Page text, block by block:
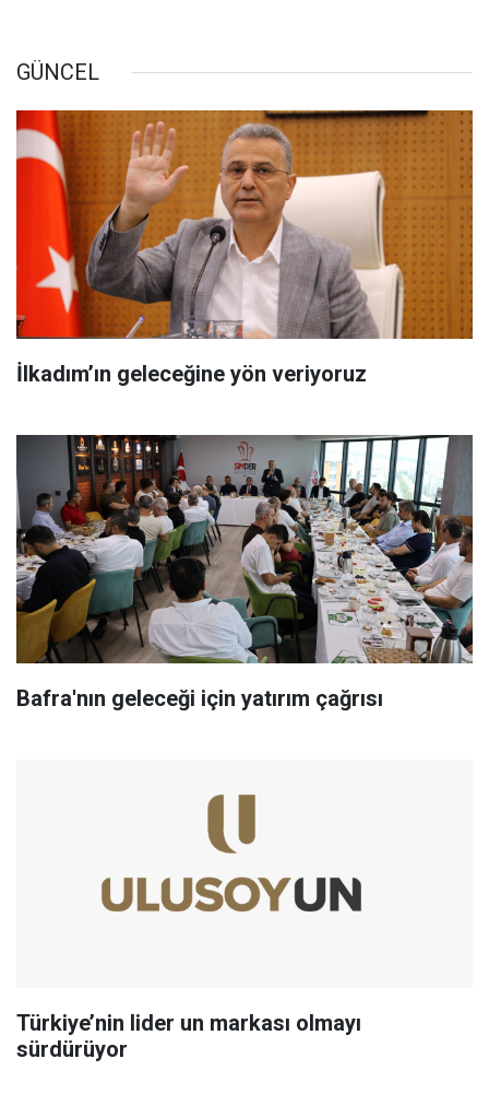
GÜNCEL
İlkadım’ın geleceğine yön veriyoruz
Bafra'nın geleceği için yatırım çağrısı
Türkiye’nin lider un markası olmayı
sürdürüyor